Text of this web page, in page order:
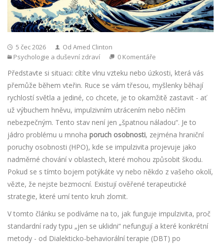
5 čec 2026
Od Amed Clinton
Psychologie a duševní zdraví
0 Komentáře
Představte si situaci: cítíte vlnu vzteku nebo úzkosti, která vás
přemůže během vteřin. Ruce se vám třesou, myšlenky běhají
rychlostí světla a jediné, co chcete, je to okamžitě zastavit - ať
už výbuchem hněvu, impulzivním utrácením nebo něčím
nebezpečným. Tento stav není jen „špatnou náladou“. Je to
jádro problému u mnoha poruch osobnosti, zejména hraniční
poruchy osobnosti (HPO), kde se impulzivita projevuje jako
nadměrné chování v oblastech, které mohou způsobit škodu.
Pokud se s tímto bojem potýkáte vy nebo někdo z vašeho okolí,
vězte, že nejste bezmocní. Existují ověřené terapeutické
strategie, které umí tento kruh zlomit.
V tomto článku se podíváme na to, jak funguje impulzivita, proč
standardní rady typu „jen se uklidni“ nefungují a které konkrétní
metody - od Dialekticko-behaviorální terapie (DBT) po